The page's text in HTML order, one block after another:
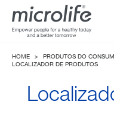
Produtos do
Produtos
HOME > PRODUTOS DO
LOCALIZADOR DE PRODUTOS